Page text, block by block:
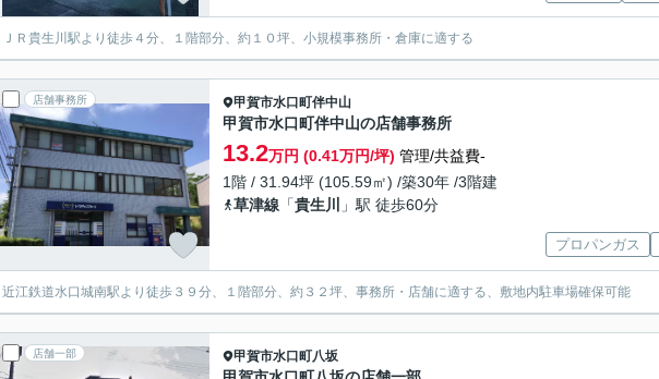
ＪＲ貴生川駅より徒歩４分、１階部分、約１０坪、小規模事務所・倉庫に適する
店舗事務所 甲賀市水口町伴中山
甲賀市水口町伴中山の店舗事務所
13.2万円 (0.41万円/坪) 管理/共益費-
1階 / 31.94坪 (105.59㎡) /築30年 /3階建
草津線 「貴生川 」駅 徒歩60分
プロパンガス
近江鉄道水口城南駅より徒歩３９分、１階部分、約３２坪、事務所・店舗に適する、敷地内駐車場確保可能
店舗一部 甲賀市水口町八坂